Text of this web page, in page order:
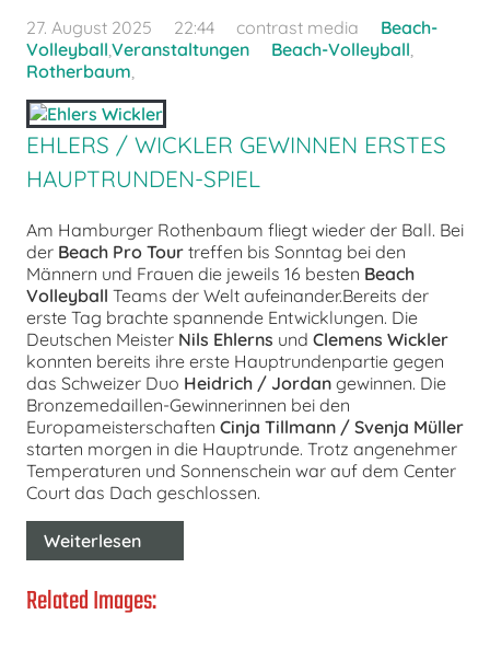
27. August 2025 22:44 contrast media
Beach-
Volleyball Veranstaltungen Beach-Volleyball
Rotherbaum
EHLERS / WICKLER GEWINNEN ERSTES
HAUPTRUNDEN-SPIEL
Am Hamburger Rothenbaum fliegt wieder der Ball. Bei
der Beach Pro Tour treffen bis Sonntag bei den
Männern und Frauen die jeweils 16 besten Beach
Volleyball Teams der Welt aufeinander.Bereits der
erste Tag brachte spannende Entwicklungen. Die
Deutschen Meister Nils Ehlerns und Clemens Wickler
konnten bereits ihre erste Hauptrundenpartie gegen
das Schweizer Duo Heidrich / Jordan gewinnen. Die
Bronzemedaillen-Gewinnerinnen bei den
Europameisterschaften Cinja Tillmann / Svenja Müller
starten morgen in die Hauptrunde. Trotz angenehmer
Temperaturen und Sonnenschein war auf dem Center
Court das Dach geschlossen.
Weiterlesen
Related Images: